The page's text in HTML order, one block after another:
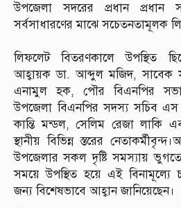
উপজেলা সদরের প্রধান প্রধান
সর্বসাধারণের মাঝে সচেতনতামূলক
‎লিফলেট বিতরণকালে উপস্থিত
আহ্বায়ক ডা. আব্দুল মজিদ, সাবেক
এনামুল হক, পৌর বিএনপির
উপজেলা বিএনপির সদস্য সচিব
কান্তি মন্ডল, সেলিম রেজা লাকি
স্থানীয় বিভিন্ন স্তরের
উপজেলার সকল দৃষ্টি সমস্যায় ভুগতে
সময়ে উপস্থিত হয়ে এই বিনামূল্যে
জন্য বিশেষভাবে আহ্বান জানিয়েছেন।